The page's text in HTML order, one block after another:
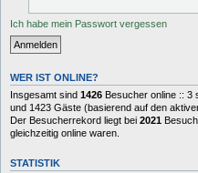
Ich habe mein Passwort vergessen
WER IST ONLINE?
Insgesamt sind 1426 Besucher online :: 3
und 1423 Gäste (basierend auf den
Der Besucherrekord liegt bei 2021
gleichzeitig online waren.
STATISTIK